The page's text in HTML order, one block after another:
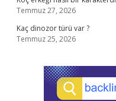
Temmuz 27, 2026
Kaç dinozor türü var ?
Temmuz 25, 2026